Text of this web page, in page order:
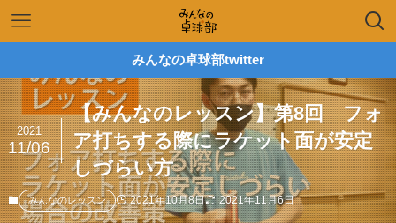
みんなの卓球部twitter
【みんなのレッスン】第8回 フォ
ア打ちする際にラケット面が安定
しづらい方
2021
11/06
みんなのレッスン 2021年10月8日 2021年11月6日